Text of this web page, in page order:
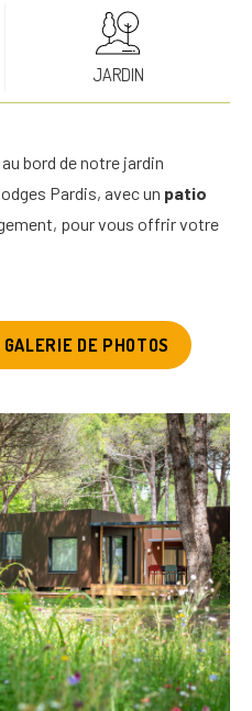
JARDIN
bord de notre jardin
Pardis, avec un patio
pour vous offrir votre
DE PHOTOS